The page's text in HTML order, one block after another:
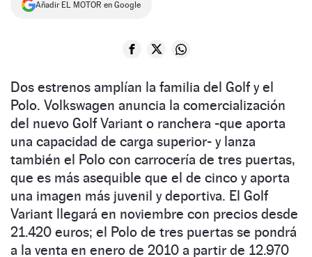
Añadir EL MOTOR en Google
Dos estrenos amplían la familia del Golf y el
Polo. Volkswagen anuncia la comercialización
del nuevo Golf Variant o ranchera -que aporta
una capacidad de carga superior- y lanza
también el Polo con carrocería de tres puertas,
que es más asequible que el de cinco y aporta
una imagen más juvenil y deportiva. El Golf
Variant llegará en noviembre con precios desde
21.420 euros; el Polo de tres puertas se pondrá
a la venta en enero de 2010 a partir de 12.970